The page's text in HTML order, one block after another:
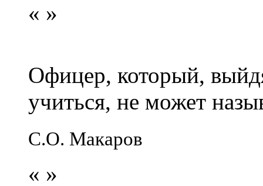
« »
Офицер, который,
учиться, не может
С.О. Макаров
« »